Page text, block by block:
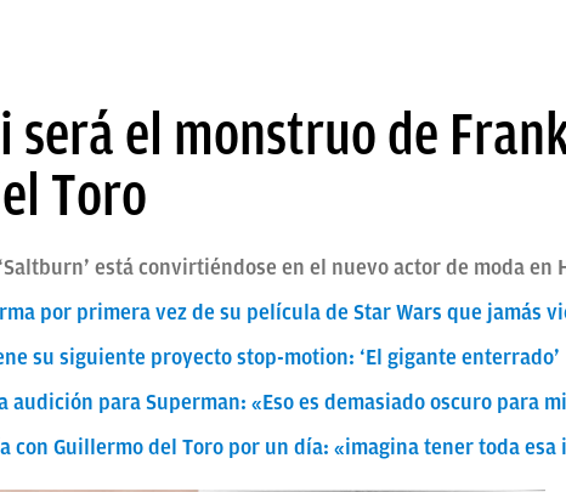
será el monstruo de
Toro
está convirtiéndose en el nuevo actor de moda en
por primera vez de su película de Star Wars que jamás
su siguiente proyecto stop-motion: ‘El gigante enterrado’
audición para Superman: «Eso es demasiado oscuro para
con Guillermo del Toro por un día: «imagina tener toda esa